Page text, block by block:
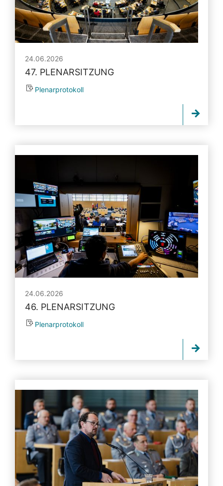
24.06.2026
47. PLENARSITZUNG
Plenarprotokoll
24.06.2026
46. PLENARSITZUNG
Plenarprotokoll